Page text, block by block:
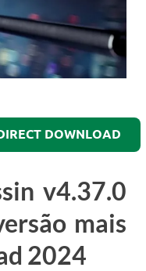
DOWNLOAD
v4.37.0
mais
2024